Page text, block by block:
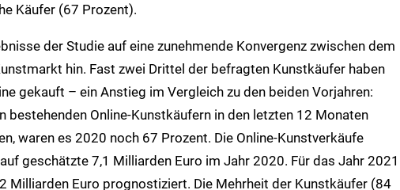
Käufer (67 Prozent).
der Studie auf eine zunehmende Konvergenz zwischen dem
hin. Fast zwei Drittel der befragten Kunstkäufer haben
gekauft – ein Anstieg im Vergleich zu den beiden Vorjahren:
bestehenden Online-Kunstkäufern in den letzten 12 Monaten
waren es 2020 noch 67 Prozent. Die Online-Kunstverkäufe
geschätzte 7,1 Milliarden Euro im Jahr 2020. Für das Jahr 2021
Milliarden Euro prognostiziert. Die Mehrheit der Kunstkäufer (84